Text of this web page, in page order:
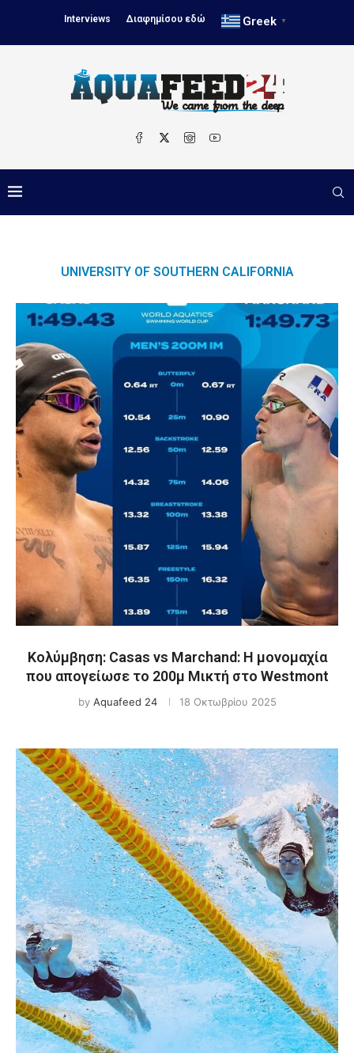
Interviews Διαφημίσου εδώ Greek ▼
UNIVERSITY OF SOUTHERN CALIFORNIA
Κολύμβηση: Casas vs Marchand: Η μονομαχία
που απογείωσε το 200μ Μικτή στο Westmont
by Aquafeed 24 18 Οκτωβρίου 2025